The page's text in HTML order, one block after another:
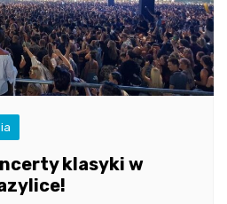
klasyki w